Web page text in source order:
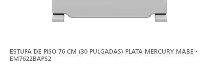
ESTUFA DE PISO 76 CM (30 PULGADAS) PLATA MERCURY MABE -
EM7622BAPS2